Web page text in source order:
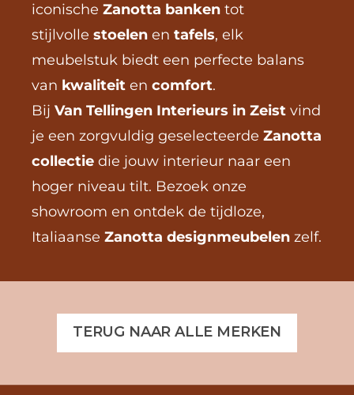
iconische Zanotta banken tot
stijlvolle stoelen en tafels, elk
meubelstuk biedt een perfecte balans
van kwaliteit en comfort.
Bij Van Tellingen Interieurs in Zeist vind
je een zorgvuldig geselecteerde Zanotta
collectie die jouw interieur naar een
hoger niveau tilt. Bezoek onze
showroom en ontdek de tijdloze,
Italiaanse Zanotta designmeubelen zelf.
TERUG NAAR ALLE MERKEN